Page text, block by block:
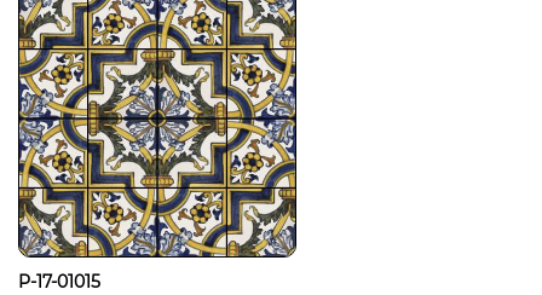
P-17-01015